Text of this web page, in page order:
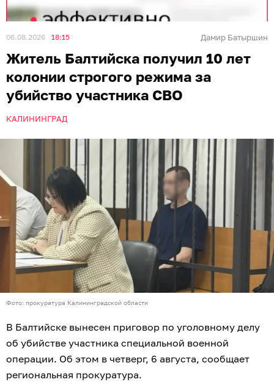
06.08.2026 18:15 Дамир Батыршин
Житель Балтийска получил 10 лет
колонии строгого режима за
убийство участника СВО
КАЛИНИНГРАД
Фото: прокуратура Калининградской области
В Балтийске вынесен приговор по уголовному делу
об убийстве участника специальной военной
операции. Об этом в четверг, 6 августа, сообщает
региональная прокуратура.